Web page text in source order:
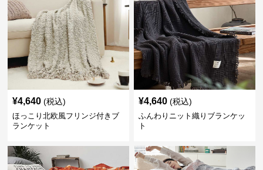
¥4,640 (税込)
ほっこり北欧風フリンジ付きブ
ランケット
¥4,640 (税込)
ふんわりニット織りブランケッ
ト